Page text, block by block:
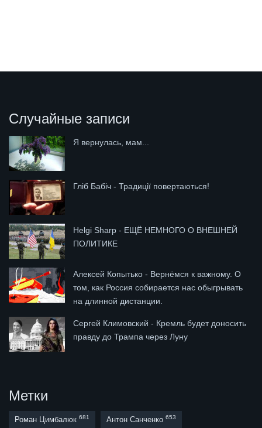
Случайные записи
Я вернулась, мам...
Гліб Бабіч - Традиції повертаються!
Helgi Sharp - ЕЩЁ НЕМНОГО О ВНЕШНЕЙ
ПОЛИТИКЕ
Алексей Копытько - Вернёмся к важному. О
том, как Россия собирается нас обыгрывать
на длинной дистанции.
Сергей Климовский - Кремль будет доносить
правду до Трампа через Луну
Метки
Роман Цимбалюк 681 Антон Санченко 653